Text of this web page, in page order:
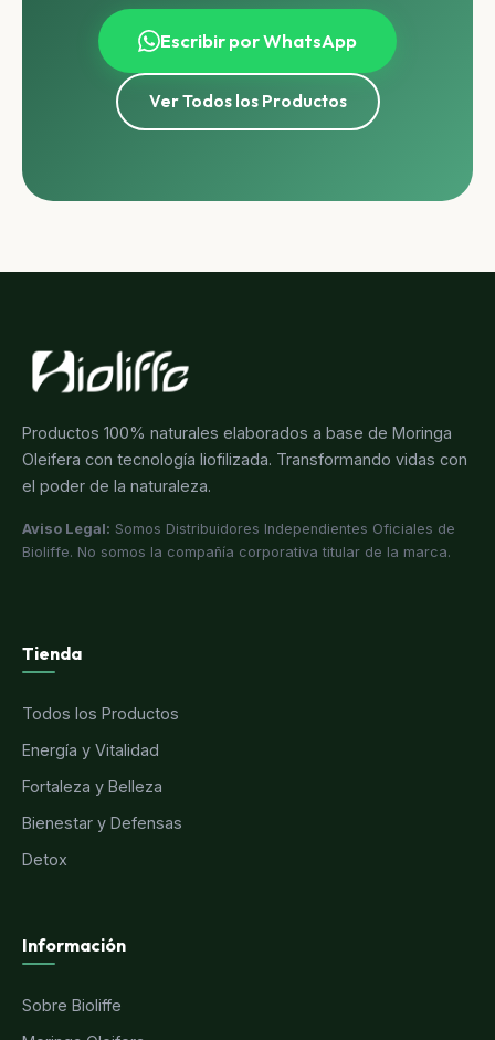
Escribir por WhatsApp
Ver Todos los Productos
Productos 100% naturales elaborados a base de Moringa
Oleifera con tecnología liofilizada. Transformando vidas con
el poder de la naturaleza.
Aviso Legal: Somos Distribuidores Independientes Oficiales de
Bioliffe. No somos la compañía corporativa titular de la marca.
Tienda
Todos los Productos
Energía y Vitalidad
Fortaleza y Belleza
Bienestar y Defensas
Detox
Información
Sobre Bioliffe